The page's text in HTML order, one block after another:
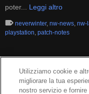
poter... Leggi altro
neverwinter, nw-news, nw-
playstation, patch-notes
Utilizziamo cookie e
migliorare la tua
nostro servizio e